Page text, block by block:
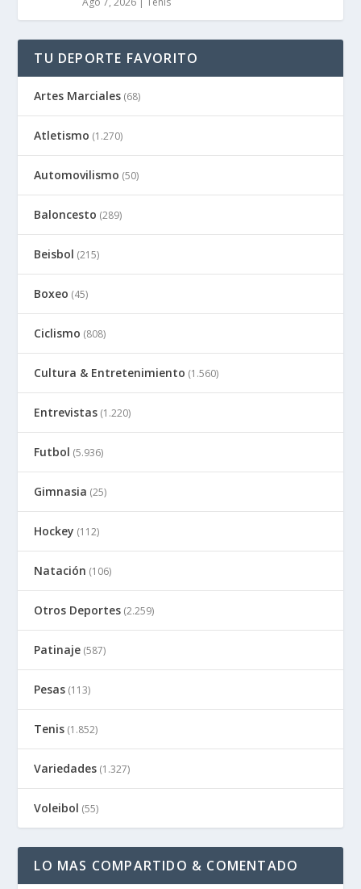
TU DEPORTE FAVORITO
Artes Marciales (68)
Atletismo (1.270)
Automovilismo (50)
Baloncesto (289)
Beisbol (215)
Boxeo (45)
Ciclismo (808)
Cultura & Entretenimiento (1.560)
Entrevistas (1.220)
Futbol (5.936)
Gimnasia (25)
Hockey (112)
Natación (106)
Otros Deportes (2.259)
Patinaje (587)
Pesas (113)
Tenis (1.852)
Variedades (1.327)
Voleibol (55)
LO MAS COMPARTIDO & COMENTADO